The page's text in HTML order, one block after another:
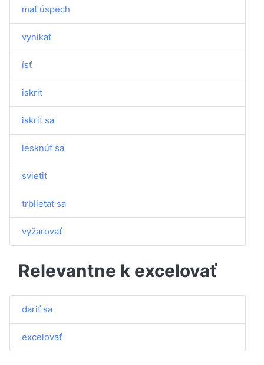
mať úspech
vynikať
ísť
iskriť
iskriť sa
lesknúť sa
svietiť
trblietať sa
vyžarovať
Relevantne k excelovať
dariť sa
excelovať